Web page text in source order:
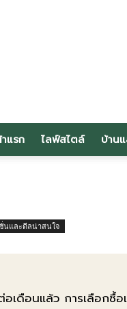
แรก ไลฟ์สไตล์ บ้าน
นและดีลน่าสนใจ
เดือนแล้ว การเลือกซื้อ